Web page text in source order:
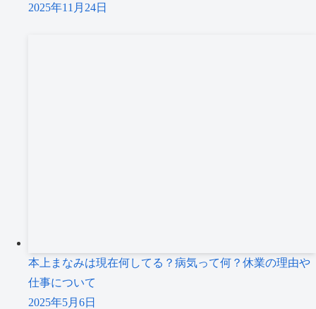
2025年11月24日
本上まなみは現在何してる？病気って何？休業の理由や
仕事について
2025年5月6日